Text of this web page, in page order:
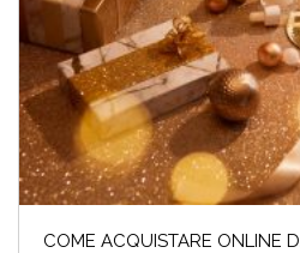
COME ACQUISTARE ONLINE